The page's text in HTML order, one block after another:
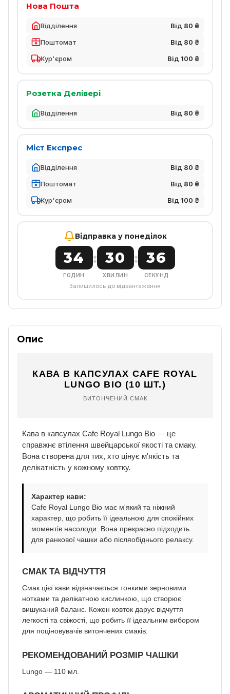
Нова Пошта
Відділення
Від 80 ₴
Поштомат
Від 80 ₴
Кур'єром
Від 100 ₴
Розетка Делівері
Відділення Від 80 ₴
Міст Експрес
Відділення
Від 80 ₴
Поштомат
Від 80 ₴
Кур'єром
Від 100 ₴
Відправка у понеділок
34
ГОДИН
: 30
ХВИЛИН
: 36
СЕКУНД
Залишилось до відвантаження
Опис
КАВА В КАПСУЛАХ CAFE ROYAL
LUNGO BIO (10 ШТ.)
ВИТОНЧЕНИЙ СМАК
Кава в капсулах Cafe Royal Lungo Bio — це
справжнє втілення швейцарської якості та смаку.
Вона створена для тих, хто цінує м'якість та
делікатність у кожному ковтку.
Характер кави:
Cafe Royal Lungo Bio має м'який та ніжний
характер, що робить її ідеальною для спокійних
моментів насолоди. Вона прекрасно підходить
для ранкової чашки або післяобіднього релаксу.
СМАК ТА ВІДЧУТТЯ
Смак цієї кави відзначається тонкими зерновими
нотками та делікатною кислинкою, що створює
вишуканий баланс. Кожен ковток дарує відчуття
легкості та свіжості, що робить її ідеальним вибором
для поціновувачів витончених смаків.
РЕКОМЕНДОВАНИЙ РОЗМІР ЧАШКИ
Lungo — 110 мл.